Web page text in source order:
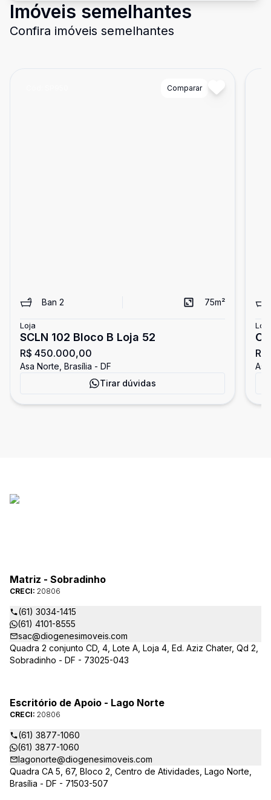
Imóveis semelhantes
Confira imóveis semelhantes
Comparar
Ban 2 75m²
Loja
SCLN 102 Bloco B Loja 52
R$ 450.000,00
Asa Norte, Brasília - DF
Tirar dúvidas
Loja
Matriz - Sobradinho
CRECI: 20806
(61) 3034-1415
(61) 4101-8555
sac@diogenesimoveis.com
Quadra 2 conjunto CD, 4, Lote A, Loja 4, Ed. Aziz Chater, Qd 2,
Sobradinho - DF - 73025-043
Escritório de Apoio - Lago Norte
CRECI: 20806
(61) 3877-1060
(61) 3877-1060
lagonorte@diogenesimoveis.com
Quadra CA 5, 67, Bloco 2, Centro de Atividades, Lago Norte,
Brasília - DF - 71503-507